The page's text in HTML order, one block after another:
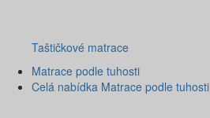
Taštičkové matrace
Matrace podle tuhosti
Celá nabídka Matrace podle tuhosti